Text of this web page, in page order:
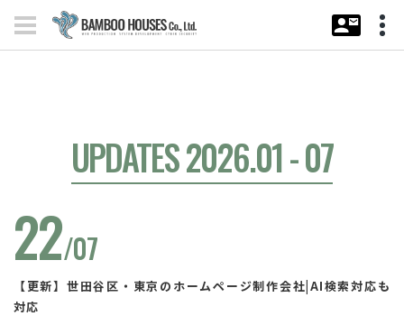
UPDATES 2026.01 - 07
22/07
【更新】世田谷区・東京のホームページ制作会社|AI検索対応も
対応